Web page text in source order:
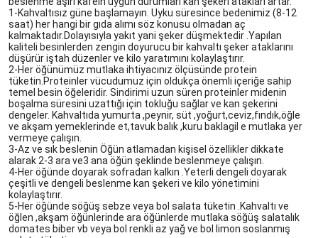
1-Kahvaltısız güne başlamayın. Uyku süresince bedenimiz (8-12
saat) her hangi bir gıda alımı söz konusu olmadan aç
kalmaktadır.Dolayısıyla yakıt yani şeker düşmektedir .Yapılan
kaliteli besinlerden zengin doyurucu bir kahvaltı şeker ataklarını
düşürür iştah düzenler ve kilo yaratımını kolaylaştırır.
2-Her öğünümüz mutlaka ihtiyacınız ölçüsünde protein
tüketin.Proteinler vücudumuz için oldukça önemli içeriğe sahip
temel besin öğeleridir. Sindirimi uzun süren proteinler midenin
boşalma süresini uzattığı için tokluğu sağlar ve kan şekerini
dengeler. Kahvaltıda yumurta ,peynir, süt ,yoğurt,ceviz,fındık,öğle
ve akşam yemeklerinde et,tavuk balık ,kuru baklagil e mutlaka yer
vermeye çalışın.
3-Az ve sık beslenin Öğün atlamadan kişisel özellikler dikkate
alarak 2-3 ara ve3 ana öğün şeklinde beslenmeye çalışın.
4-Her öğünde doyarak sofradan kalkın .Yeterli dengeli doyarak
çeşitli ve dengeli beslenme kan şekeri ve kilo yönetimini
kolaylaştırır.
5-Her öğünde söğüş sebze veya bol salata tüketin .Kahvaltı ve
öğlen ,akşam öğünlerinde ara öğünlerde mutlaka söğüş salatalık
domates biber vb veya bol renkli az yağ ve bol limon soslanmış